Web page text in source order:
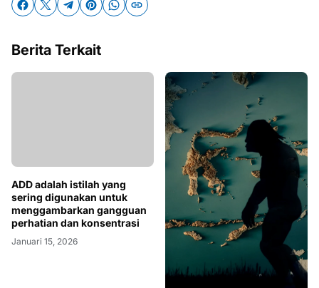
Berita Terkait
ADD adalah istilah yang
sering digunakan untuk
menggambarkan gangguan
perhatian dan konsentrasi
Januari 15, 2026